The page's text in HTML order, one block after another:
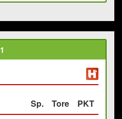
Sp. Tore
PKT